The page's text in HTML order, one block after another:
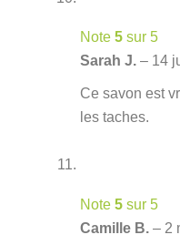
Note 5 sur 5
Sarah J. – 14
Ce savon est
les taches.
Note 5 sur 5
Camille B. – 2